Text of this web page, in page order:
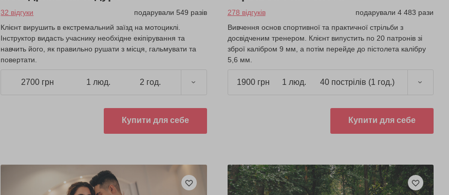
32 відгуки
подарували 549 разів
Клієнт вирушить в екстремальний заїзд на мотоциклі.
Інструктор видасть учаснику необхідне екіпірування та
навчить його, як правильно рушати з місця, гальмувати та
повертати.
2700 грн 1 люд. 2 год.
Купити для себе
278 відгуків
подарували 4 483 рази
Вивчення основ спортивної та практичної стрільби з
досвідченим тренером. Клієнт випустить по 20 патронів зі
зброї калібром 9 мм, а потім перейде до пістолета калібру
5,6 мм.
1900 грн 1 люд. 40 пострілів (1 год.)
Купити для себе